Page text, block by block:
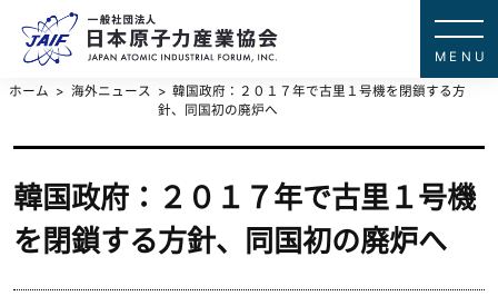
ホーム 海外ニュース
韓国政府：２０１７年で古里１号機を閉鎖する方
針、同国初の廃炉へ
韓国政府：２０１７年で古里１号機
を閉鎖する方針、同国初の廃炉へ